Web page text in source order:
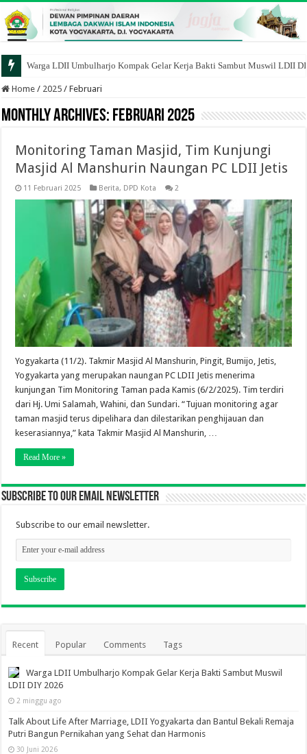
Warga LDII Umbulharjo Kompak Gelar Kerja Bakti Sambut Muswil LDII
Home / 2025 / Februari
Monthly Archives: Februari 2025
Monitoring Taman Masjid, Tim Kunjungi
Masjid Al Manshurin Naungan PC LDII Jetis
11 Februari 2025 Berita, DPD Kota 2
Yogyakarta (11/2). Takmir Masjid Al Manshurin, Pingit, Bumijo, Jetis,
Yogyakarta yang merupakan naungan PC LDII Jetis menerima
kunjungan Tim Monitoring Taman pada Kamis (6/2/2025). Tim terdiri
dari Hj. Umi Salamah, Wahini, dan Sundari. “Tujuan monitoring agar
taman masjid terus dipelihara dan dilestarikan penghijauan dan
keserasiannya,” kata Takmir Masjid Al Manshurin, …
Read More »
Subscribe to our email newsletter
Subscribe to our email newsletter.
Recent Popular Comments Tags
Warga LDII Umbulharjo Kompak Gelar Kerja Bakti Sambut Muswil
LDII DIY 2026
2 minggu ago
Talk About Life After Marriage, LDII Yogyakarta dan Bantul Bekali Remaja
Putri Bangun Pernikahan yang Sehat dan Harmonis
30 Juni 2026